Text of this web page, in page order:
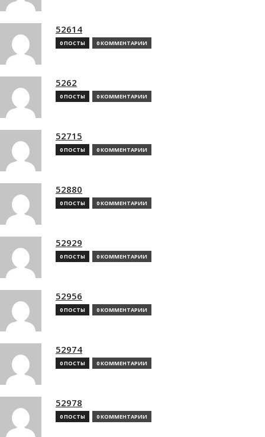
52614
0 ПОСТЫ 0 КОММЕНТАРИИ
5262
0 ПОСТЫ 0 КОММЕНТАРИИ
52715
0 ПОСТЫ 0 КОММЕНТАРИИ
52880
0 ПОСТЫ 0 КОММЕНТАРИИ
52929
0 ПОСТЫ 0 КОММЕНТАРИИ
52956
0 ПОСТЫ 0 КОММЕНТАРИИ
52974
0 ПОСТЫ 0 КОММЕНТАРИИ
52978
0 ПОСТЫ 0 КОММЕНТАРИИ